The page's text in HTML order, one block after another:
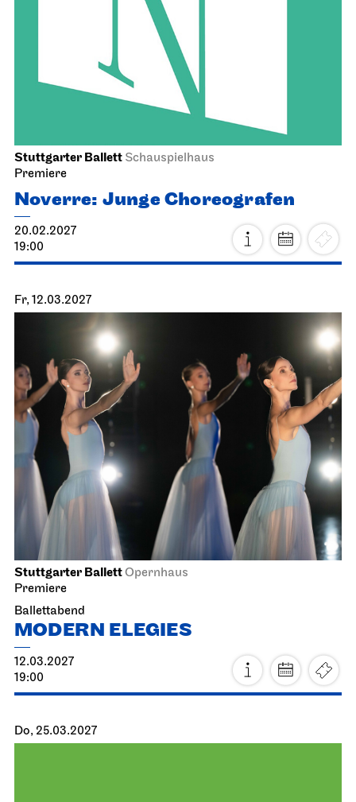
Stuttgarter Ballett Schauspielhaus
Premiere
Noverre: Junge Choreografen
20.02.2027
19:00
Fr, 12.03.2027
Stuttgarter BallettOpernhaus
Premiere
Ballettabend
MODERN ELEGIES
12.03.2027
19:00
Do, 25.03.2027